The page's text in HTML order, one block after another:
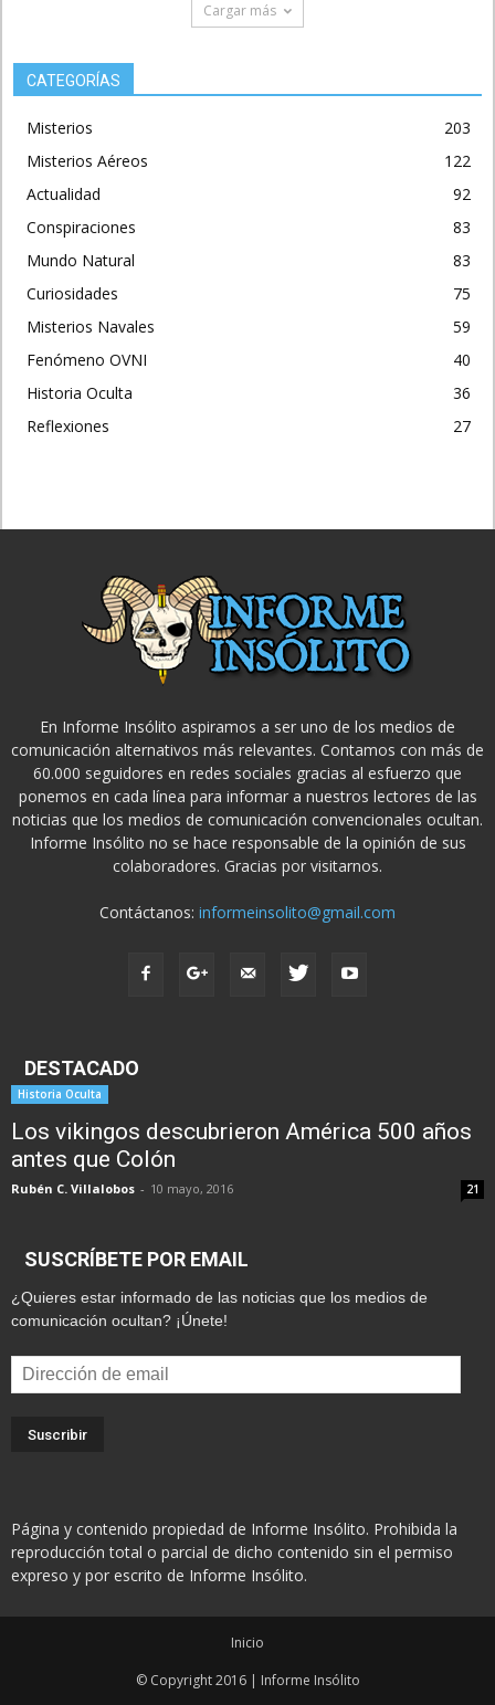
Cargar más
CATEGORÍAS
Misterios
203
Misterios Aéreos
122
Actualidad
92
Conspiraciones
83
Mundo Natural
83
Curiosidades
75
Misterios Navales
59
Fenómeno OVNI
40
Historia Oculta
36
Reflexiones
27
En Informe Insólito aspiramos a ser uno de los medios de
comunicación alternativos más relevantes. Contamos con más de
60.000 seguidores en redes sociales gracias al esfuerzo que
ponemos en cada línea para informar a nuestros lectores de las
noticias que los medios de comunicación convencionales ocultan.
Informe Insólito no se hace responsable de la opinión de sus
colaboradores. Gracias por visitarnos.
Contáctanos: informeinsolito@gmail.com
DESTACADO
Historia Oculta
Los vikingos descubrieron América 500 años
antes que Colón
Rubén C. Villalobos - 10 mayo, 2016 21
SUSCRÍBETE POR EMAIL
¿Quieres estar informado de las noticias que los medios de
comunicación ocultan? ¡Únete!
Dirección
de
Página y contenido propiedad de Informe Insólito. Prohibida la
reproducción total o parcial de dicho contenido sin el permiso
expreso y por escrito de Informe Insólito.
Inicio
© Copyright 2016 | Informe Insólito